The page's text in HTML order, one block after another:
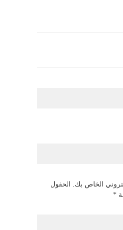
الخاص بك. الحقول
*